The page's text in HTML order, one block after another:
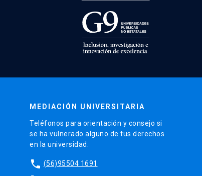
MEDIACIÓN UNIVERSITARIA
Teléfonos para orientación y consejo si
se ha vulnerado alguno de tus derechos
en la universidad.
phone (56)95504 1691